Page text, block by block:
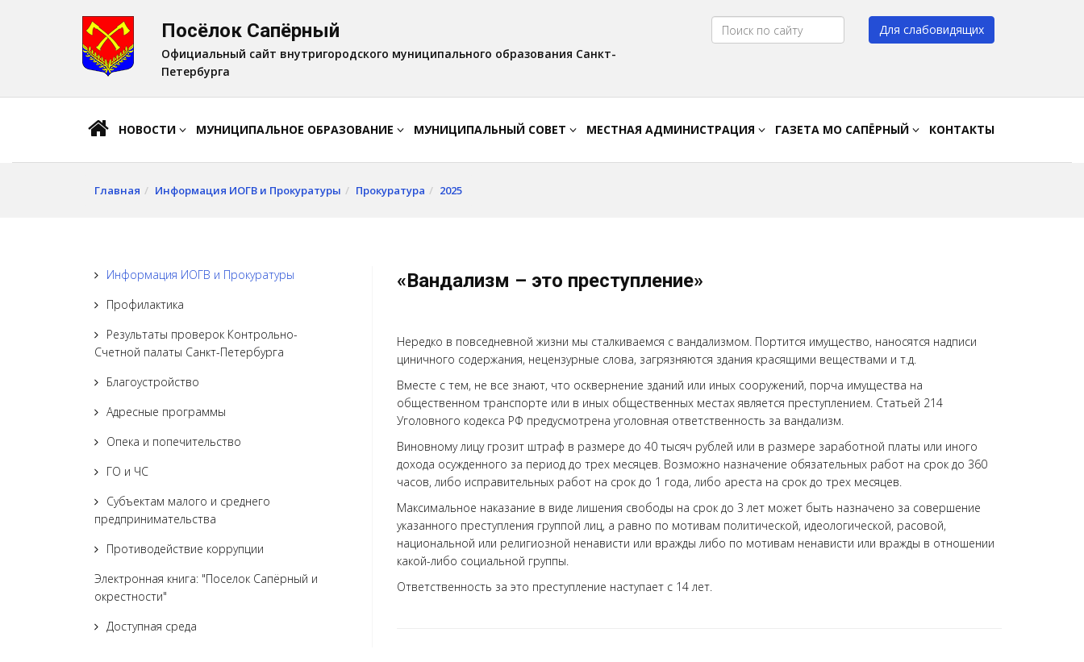
Шрифт:
A A Цвет:A A A A
Посёлок Сапёрный
Официальный сайт внутригородского муниципального образования Санкт-
Петербурга
Для слабовидящих
НОВОСТИ МУНИЦИПАЛЬНОЕ ОБРАЗОВАНИЕ МУНИЦИПАЛЬНЫЙ СОВЕТ МЕСТНАЯ АДМИНИСТРАЦИЯ ГАЗЕТА МО САПЁРНЫЙ КОНТАКТЫ
Главная Информация ИОГВ и Прокуратуры Прокуратура 2025
Информация ИОГВ и Прокуратуры
Профилактика
Результаты проверок Контрольно-
Счетной палаты Санкт-Петербурга
Благоустройство
Адресные программы
Опека и попечительство
ГО и ЧС
Субъектам малого и среднего
предпринимательства
Противодействие коррупции
Электронная книга: "Поселок Сапёрный и
окрестности"
Доступная среда
«Вандализм – это преступление»
Нередко в повседневной жизни мы сталкиваемся с вандализмом. Портится имущество, наносятся надписи
циничного содержания, нецензурные слова, загрязняются здания красящими веществами и т.д.
Вместе с тем, не все знают, что осквернение зданий или иных сооружений, порча имущества на
общественном транспорте или в иных общественных местах является преступлением. Статьей 214
Уголовного кодекса РФ предусмотрена уголовная ответственность за вандализм.
Виновному лицу грозит штраф в размере до 40 тысяч рублей или в размере заработной платы или иного
дохода осужденного за период до трех месяцев. Возможно назначение обязательных работ на срок до 360
часов, либо исправительных работ на срок до 1 года, либо ареста на срок до трех месяцев.
Максимальное наказание в виде лишения свободы на срок до 3 лет может быть назначено за совершение
указанного преступления группой лиц, а равно по мотивам политической, идеологической, расовой,
национальной или религиозной ненависти или вражды либо по мотивам ненависти или вражды в отношении
какой-либо социальной группы.
Ответственность за это преступление наступает с 14 лет.